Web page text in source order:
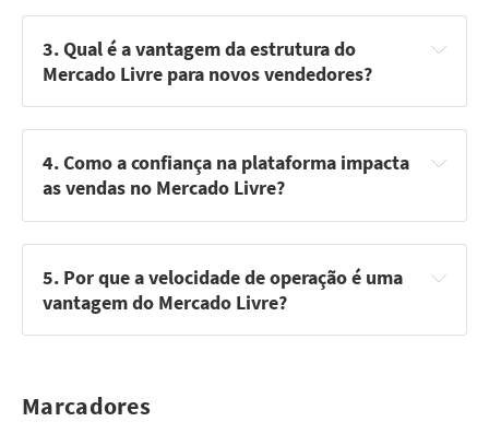
3. Qual é a vantagem da estrutura do
Mercado Livre para novos vendedores?
4. Como a confiança na plataforma impacta
as vendas no Mercado Livre?
5. Por que a velocidade de operação é uma
vantagem do Mercado Livre?
Marcadores